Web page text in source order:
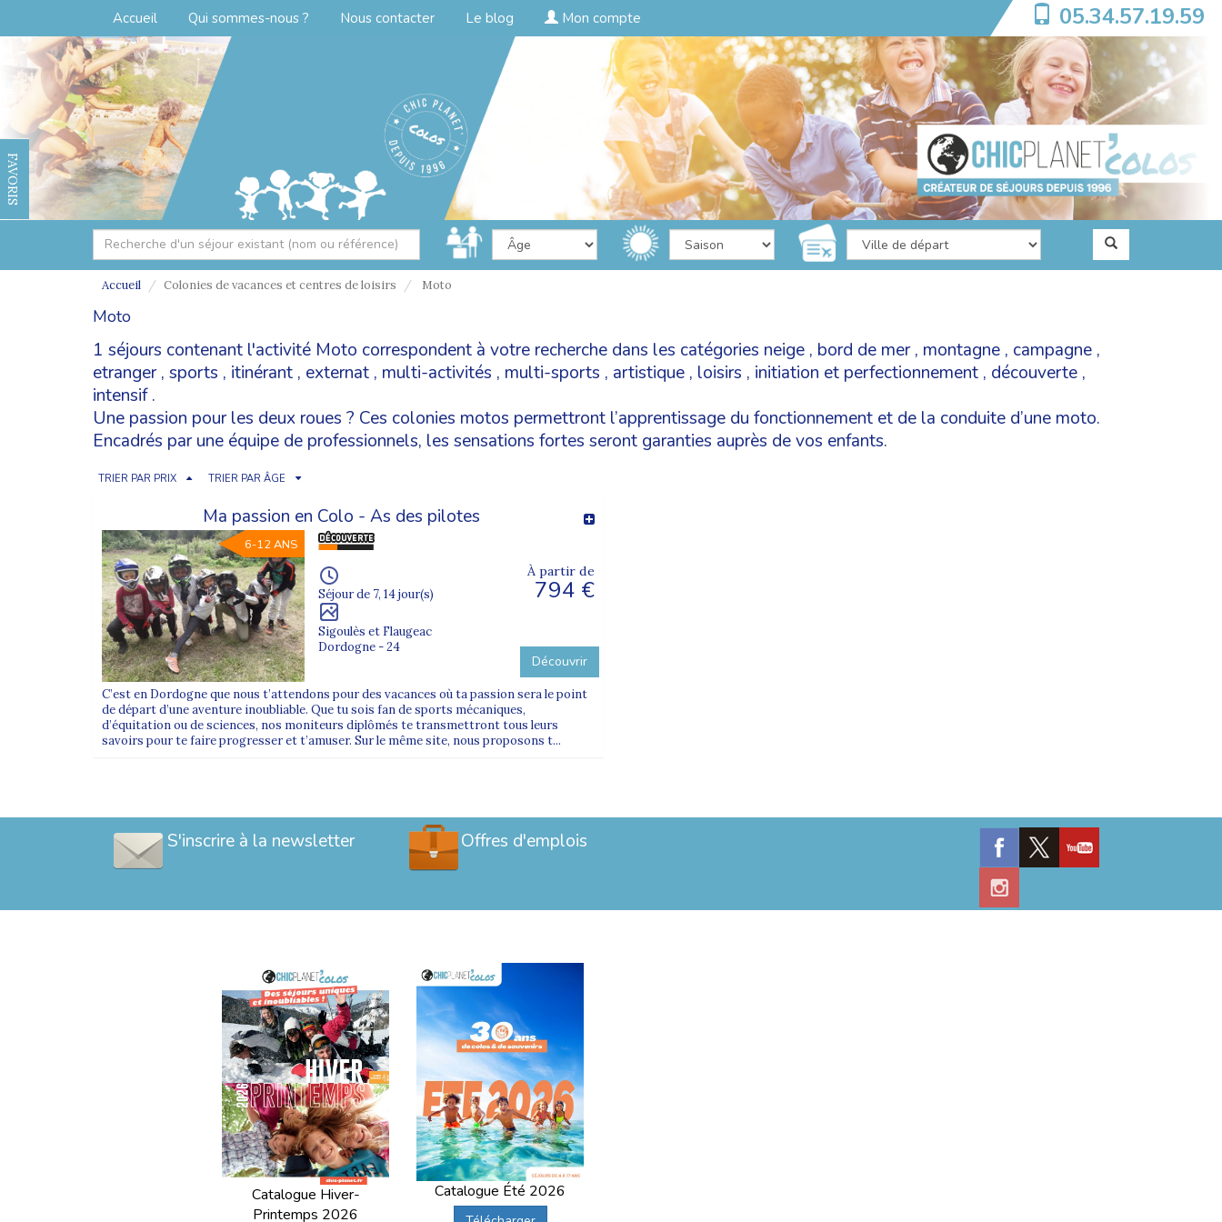
Accueil Qui sommes-nous ? Nous contacter Le blog Mon compte 05.34.57.19.59
FAVORIS
Accueil Colonies de vacances et centres de loisirs Moto
Moto
1 séjours contenant l'activité Moto correspondent à votre recherche dans les catégories neige , bord de mer, montagne , campagne ,
etranger, sports , itinérant , externat , multi-activités , multi-sports , artistique , loisirs , initiation et perfectionnement , découverte ,
intensif.
Une passion pour les deux roues ? Ces colonies motos permettront l’apprentissage du fonctionnement et de la conduite d’une moto.
Encadrés par une équipe de professionnels, les sensations fortes seront garanties auprès de vos enfants.
TRIER PAR PRIX TRIER PAR ÂGE
Ma passion en Colo - As des pilotes
6-12 ANS
Séjour de 7, 14 jour(s)
Sigoulès et Flaugeac
Dordogne - 24
À partir de
794 €
Découvrir
C’est en Dordogne que nous t’attendons pour des vacances où ta passion sera le point
de départ d’une aventure inoubliable. Que tu sois fan de sports mécaniques,
d’équitation ou de sciences, nos moniteurs diplômés te transmettront tous leurs
savoirs pour te faire progresser et t’amuser. Sur le même site, nous proposons t...
S'inscrire à la newsletter Offres d'emplois
Catalogue Hiver-
Printemps 2026
Catalogue Été 2026